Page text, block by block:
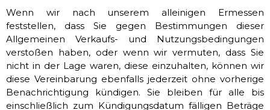
Wenn wir nach unserem alleinigen Ermessen
feststellen, dass Sie gegen Bestimmungen dieser
Allgemeinen Verkaufs- und Nutzungsbedingungen
verstoßen haben, oder wenn wir vermuten, dass Sie
nicht in der Lage waren, diese einzuhalten, können wir
diese Vereinbarung ebenfalls jederzeit ohne vorherige
Benachrichtigung kündigen. Sie bleiben für alle bis
einschließlich zum Kündigungsdatum fälligen Beträge